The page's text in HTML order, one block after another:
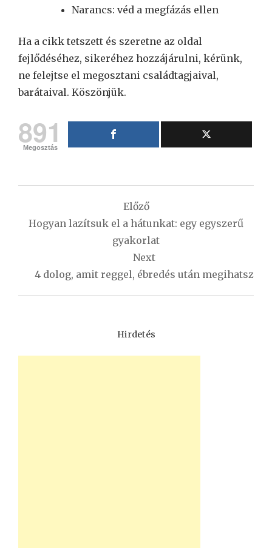
Narancs: véd a megfázás ellen
Ha a cikk tetszett és szeretne az oldal
fejlődéséhez, sikeréhez hozzájárulni, kérünk,
ne felejtse el megosztani családtagjaival,
barátaival. Köszönjük.
891
Megosztás
navigáció
Előző
Hogyan lazítsuk el a hátunkat: egy egyszerű
gyakorlat
Next
4 dolog, amit reggel, ébredés után megihatsz
Hirdetés